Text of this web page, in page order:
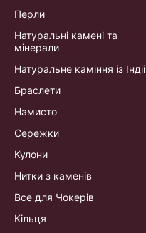
Перли
Натуральні камені та
мінерали
Натуральне каміння із Індіі
Браслети
Намисто
Сережки
Кулони
Нитки з каменів
Все для Чокерів
Кільця